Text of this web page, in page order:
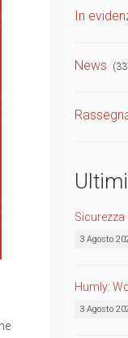
In
News
3 Agosto
Humly:
3 Agosto